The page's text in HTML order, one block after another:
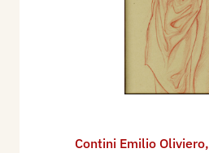
Contini Emilio Oliviero,